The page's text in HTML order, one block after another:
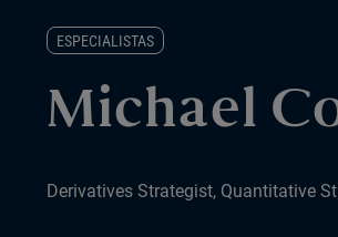
ESPECIALISTAS
Michael
Derivatives Strategist, Quantitative